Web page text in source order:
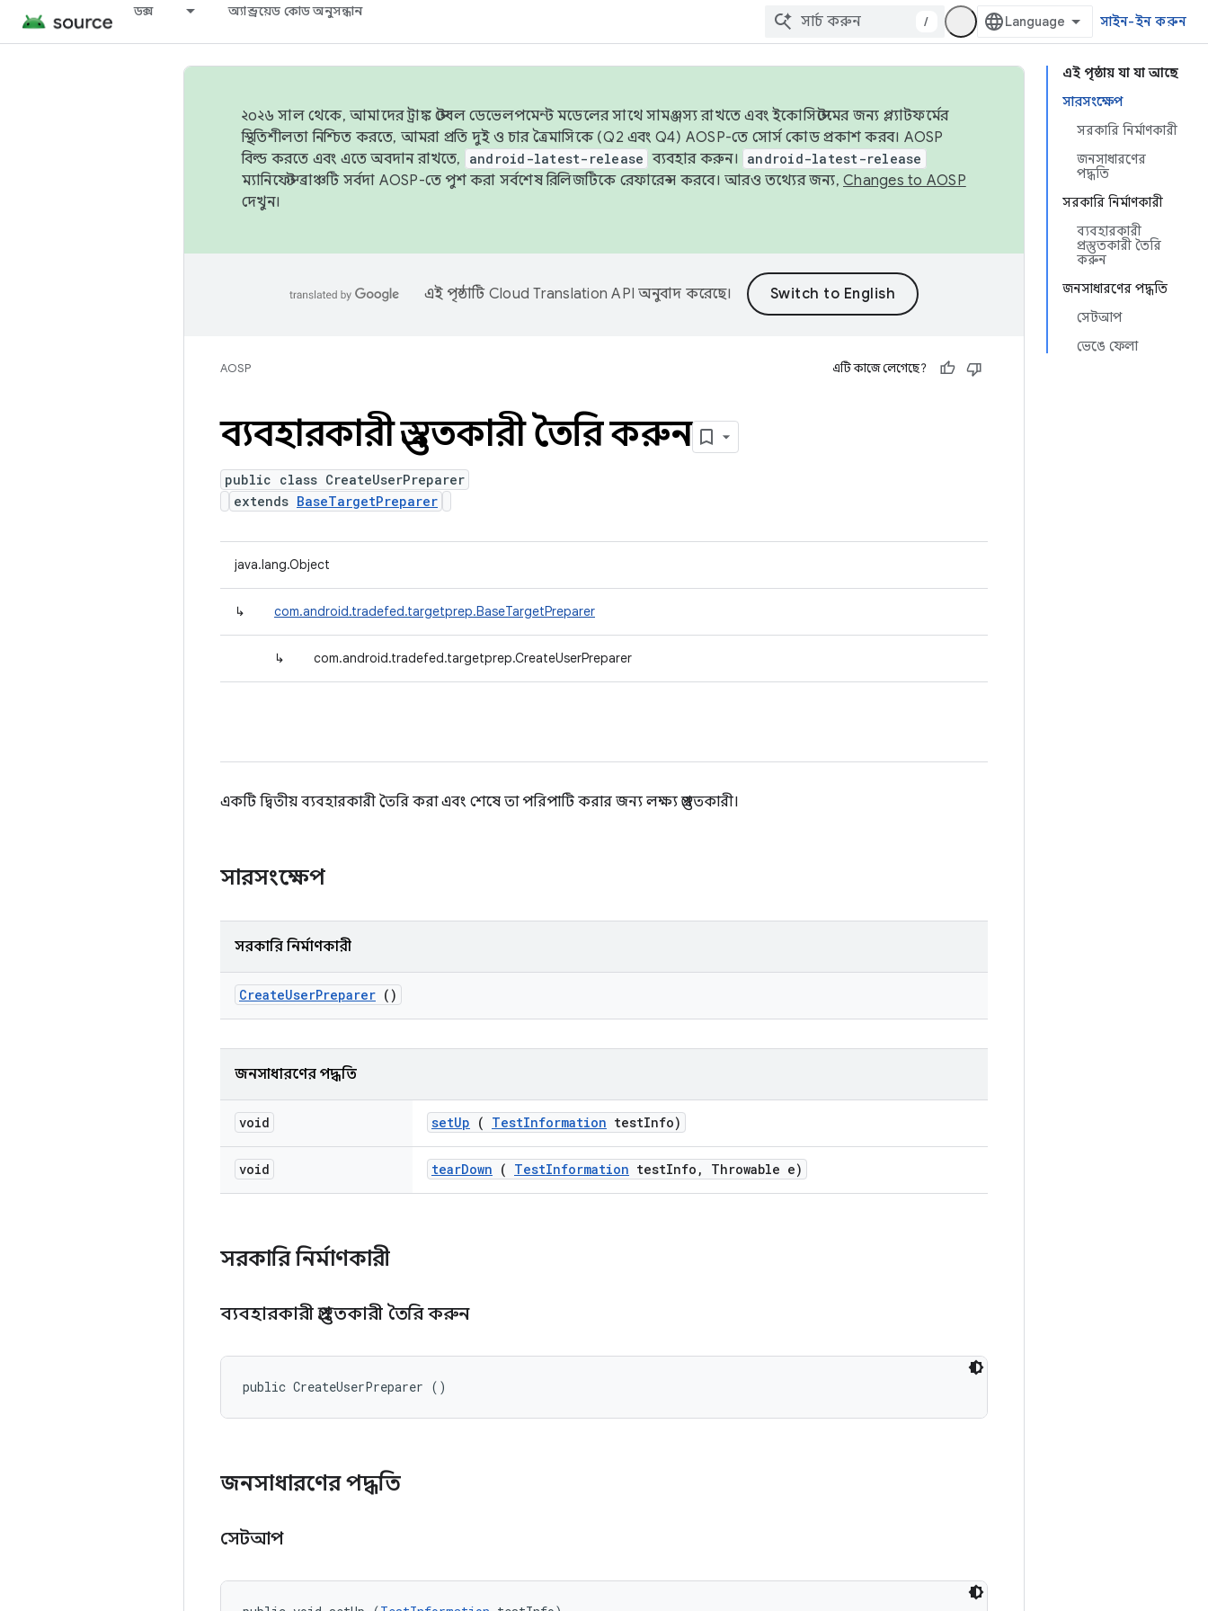
ডক্স অ্যান্ড্রয়েড কোড অনুসন্ধান
/ সাইন-ইন করুন
এই পৃষ্ঠায় যা যা আছে
সারসংক্ষেপ
সরকারি নির্মাণকারী
জনসাধারণের
পদ্ধতি
সরকারি নির্মাণকারী
ব্যবহারকারী
প্রস্তুতকারী তৈরি
করুন
জনসাধারণের পদ্ধতি
সেটআপ
ভেঙে ফেলা
২০২৬ সাল থেকে, আমাদের ট্রাঙ্ক স্টেবল ডেভেলপমেন্ট মডেলের সাথে সামঞ্জস্য রাখতে এবং ইকোসিস্টেমের জন্য প্ল্যাটফর্মের
স্থিতিশীলতা নিশ্চিত করতে, আমরা প্রতি দুই ও চার ত্রৈমাসিকে (Q2 এবং Q4) AOSP-তে সোর্স কোড প্রকাশ করব। AOSP
বিল্ড করতে এবং এতে অবদান রাখতে,
android-latest-release ব্যবহার করুন। android-latest-release
ম্যানিফেস্ট ব্রাঞ্চটি সর্বদা AOSP-তে পুশ করা সর্বশেষ রিলিজটিকে রেফারেন্স করবে। আরও তথ্যের জন্য, Changes to AOSP
দেখুন।
এই পৃষ্ঠাটি Cloud Translation API অনুবাদ করেছে।
AOSP এটি কাজে লেগেছে?
ব্যবহারকারী প্রস্তুতকারী তৈরি করুন
public class CreateUserPreparer
extends BaseTargetPreparer
java.lang.Object
↳ com.android.tradefed.targetprep.BaseTargetPreparer
↳ com.android.tradefed.targetprep.CreateUserPreparer
একটি দ্বিতীয় ব্যবহারকারী তৈরি করা এবং শেষে তা পরিপাটি করার জন্য লক্ষ্য প্রস্তুতকারী।
সারসংক্ষেপ
সরকারি নির্মাণকারী
CreateUserPreparer ()
জনসাধারণের পদ্ধতি
void setUp ( TestInformation testInfo)
void tearDown ( TestInformation testInfo , Throwable e)
সরকারি নির্মাণকারী
ব্যবহারকারী প্রস্তুতকারী তৈরি করুন
public CreateUserPreparer ()
জনসাধারণের পদ্ধতি
সেটআপ